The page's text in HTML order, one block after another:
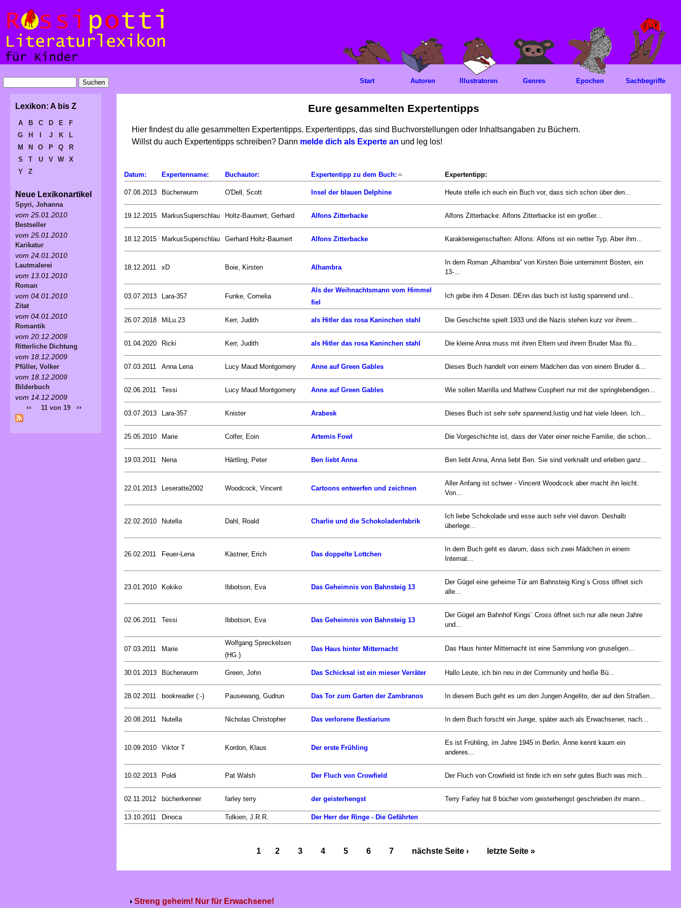
Eure gesammelten Expertentipps
Hier findest du alle gesammelten Expertentipps. Expertentipps, das sind Buchvorstellungen oder Inhaltsangaben zu Büchern.
Willst du auch Expertentipps schreiben? Dann melde dich als Experte an und leg los!
Datum: Expertenname: Buchautor: Expertentipp zu dem Buch: Expertentipp:
07.08.2013 Bücherwurm O'Dell, Scott Insel der blauen Delphine Heute stelle ich euch ein Buch vor, dass sich schon über den...
19.12.2015 MarkusSuperschlau Holtz-Baumert, Gerhard Alfons Zitterbacke Alfons Zitterbacke: Alfons Zitterbacke ist ein großer...
18.12.2015 MarkusSuperschlau Gerhard Holtz-Baumert Alfons Zitterbacke Karaktereigenschaften: Alfons: Alfons ist ein netter Typ. Aber ihm...
18.12.2011 xD Boie, Kirsten Alhambra
In dem Roman „Alhambra“ von Kirsten Boie unternimmt Bosten, ein
13-...
03.07.2013 Lara-357 Funke, Cornelia
Als der Weihnachtsmann vom Himmel
fiel
Ich gebe ihm 4 Dosen. DEnn das buch ist lustig spannend und...
26.07.2018 MiLu.23 Kerr, Judith als Hitler das rosa Kaninchen stahl Die Geschichte spielt 1933 und die Nazis stehen kurz vor ihrem...
01.04.2020 Ricki Kerr, Judith als Hitler das rosa Kaninchen stahl Die kleine Anna muss mit ihren Eltern und ihrem Bruder Max flü...
07.03.2011 Anna Lena Lucy Maud Montgomery Anne auf Green Gables Dieses Buch handelt von einem Mädchen das von einem Bruder &...
02.06.2011 Tessi Lucy Maud Montgomery Anne auf Green Gables Wie sollen Marrilla und Mathew Cusphert nur mit der springlebendigen...
03.07.2013 Lara-357 Knister Arabesk Dieses Buch ist sehr sehr spannend,lustig und hat viele Ideen. Ich...
25.05.2010 Marie Colfer, Eoin Artemis Fowl Die Vorgeschichte ist, dass der Vater einer reiche Familie, die schon...
19.03.2011 Nena Härtling, Peter Ben liebt Anna Ben liebt Anna, Anna liebt Ben. Sie sind verknallt und erleben ganz...
22.01.2013 Leseratte2002 Woodcock, Vincent Cartoons entwerfen und zeichnen
Aller Anfang ist schwer - Vincent Woodcock aber macht ihn leicht.
Von...
22.02.2010 Nutella Dahl, Roald Charlie und die Schokoladenfabrik
Ich liebe Schokolade und esse auch sehr viel davon. Deshalb
überlege...
26.02.2011 Feuer-Lena Kästner, Erich Das doppelte Lottchen
In dem Buch geht es darum, dass sich zwei Mädchen in einem
Internat...
23.01.2010 Kokiko Ibbotson, Eva Das Geheimnis von Bahnsteig 13
Der Gügel eine geheime Tür am Bahnsteig King´s Cross öffnet sich
alle...
02.06.2011 Tessi Ibbotson, Eva Das Geheimnis von Bahnsteig 13
Der Gügel am Bahnhof Kings´ Cross öffnet sich nur alle neun Jahre
und...
07.03.2011 Marie
Wolfgang Spreckelsen
(HG.)
Das Haus hinter Mitternacht Das Haus hinter Mitternacht ist eine Sammlung von gruseligen...
30.01.2013 Bücherwurm Green, John Das Schicksal ist ein mieser Verräter Hallo Leute, ich bin neu in der Community und heiße Bü...
28.02.2011 bookreader (:-) Pausewang, Gudrun Das Tor zum Garten der Zambranos In diesem Buch geht es um den Jungen Angelito, der auf den Straßen...
20.08.2011 Nutella Nicholas Christopher Das verlorene Bestiarium In dem Buch forscht ein Junge, später auch als Erwachsener, nach...
10.09.2010 Viktor T Kordon, Klaus Der erste Frühling
Es ist Frühling, im Jahre 1945 in Berlin. Änne kennt kaum ein
anderes...
10.02.2013 Poldi Pat Walsh Der Fluch von Crowfield Der Fluch von Crowfield ist finde ich ein sehr gutes Buch was mich...
02.11.2012 bücherkenner farley terry der geisterhengst Terry Farley hat 8 bücher vom geisterhengst geschrieben ihr mann...
13.10.2011 Dinoca Tolkien, J.R.R. Der Herr der Ringe - Die Gefährten
1 2 3 4 5 6 7 nächste Seite › letzte Seite »
Streng geheim! Nur für Erwachsene!
Start Autoren Illustratoren Genres Epochen Sachbegriffe
Lexikon: A bis Z
A B C D E
F
G
H J K
L
M
N O P Q
R
S
T U V W
X
Y
Z
Neue Lexikonartikel
Spyri, Johanna
vom 25.01.2010
Bestseller
vom 25.01.2010
Karikatur
vom 24.01.2010
Lautmalerei
vom 13.01.2010
Roman
vom 04.01.2010
Zitat
vom 04.01.2010
Romantik
vom 20.12.2009
Ritterliche Dichtung
vom 18.12.2009
Pfüller, Volker
vom 18.12.2009
Bilderbuch
vom 14.12.2009
‹‹ 11 von 19 ››